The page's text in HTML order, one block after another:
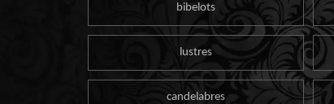
bibelots
lustres
candelabres